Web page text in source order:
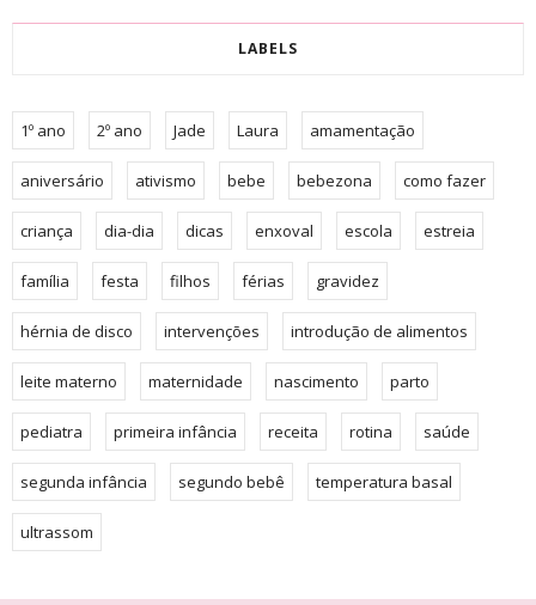
LABELS
1º ano 2º ano Jade Laura amamentação
aniversário ativismo bebe bebezona como fazer
criança dia-dia dicas enxoval escola estreia
família festa filhos férias gravidez
hérnia de disco intervenções introdução de alimentos
leite materno maternidade nascimento parto
pediatra primeira infância receita rotina saúde
segunda infância segundo bebê temperatura basal
ultrassom